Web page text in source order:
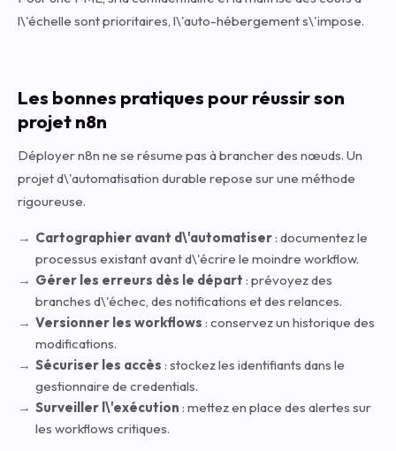
l\'échelle sont prioritaires, l\'auto-hébergement s\'impose.
Les bonnes pratiques pour réussir son
projet n8n
Déployer n8n ne se résume pas à brancher des nœuds. Un
projet d\'automatisation durable repose sur une méthode
rigoureuse.
Cartographier avant d\'automatiser: documentez le
processus existant avant d\'écrire le moindre workflow.
Gérer les erreurs dès le départ : prévoyez des
branches d\'échec, des notifications et des relances.
Versionner les workflows : conservez un historique des
modifications.
Sécuriser les accès : stockez les identifiants dans le
gestionnaire de credentials.
Surveiller l\'exécution : mettez en place des alertes sur
les workflows critiques.